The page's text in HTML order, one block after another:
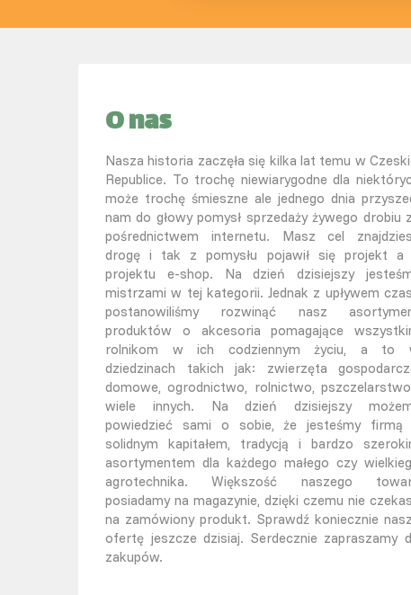
O nas
Nasza historia zaczęła się kilka lat temu w
Republice. To trochę niewiarygodne dla
może trochę śmieszne ale jednego dnia
nam do głowy pomysł sprzedaży żywego drobiu
pośrednictwem internetu. Masz cel
drogę i tak z pomysłu pojawił się projekt a
projektu e-shop. Na dzień dzisiejszy
mistrzami w tej kategorii. Jednak z upływem
postanowiliśmy rozwinąć nasz
produktów o akcesoria pomagające
rolnikom w ich codziennym życiu, a to
dziedzinach takich jak: zwierzęta
domowe, ogrodnictwo, rolnictwo,
wiele innych. Na dzień dzisiejszy
powiedzieć sami o sobie, że jesteśmy firmą
solidnym kapitałem, tradycją i bardzo
asortymentem dla każdego małego czy
agrotechnika. Większość naszego
posiadamy na magazynie, dzięki czemu nie
na zamówiony produkt. Sprawdź koniecznie
ofertę jeszcze dzisiaj. Serdecznie zapraszamy
zakupów.